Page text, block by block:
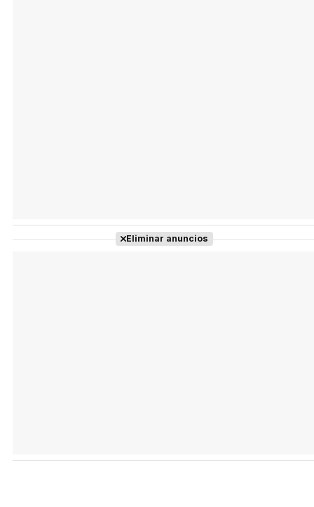
Eliminar anuncios